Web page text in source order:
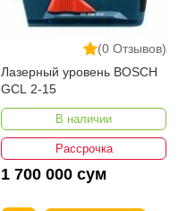
(0 Отзывов)
Лазерный уровень BOSCH
GCL 2-15
В наличии
Рассрочка
1 700 000 сум